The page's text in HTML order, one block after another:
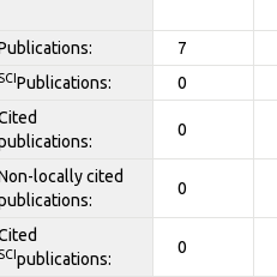
7
Publications: 0
0
locally cited
0
publications:
0